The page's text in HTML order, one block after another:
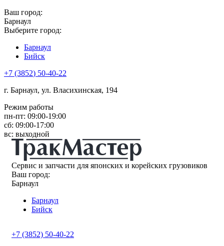
Ваш город:
Барнаул
Выберите город:
Барнаул
Бийск
+7 (3852) 50-40-22
г. Барнаул, ул. Власихинская, 194
Режим работы
пн-пт: 09:00-19:00
сб: 09:00-17:00
вс: выходной
Сервис и запчасти для японских и корейских грузовиков
Ваш город:
Барнаул
Барнаул
Бийск
+7 (3852) 50-40-22